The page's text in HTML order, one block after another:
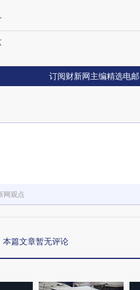
订阅财新网主编精选电邮
网观点
本篇文章暂无评论